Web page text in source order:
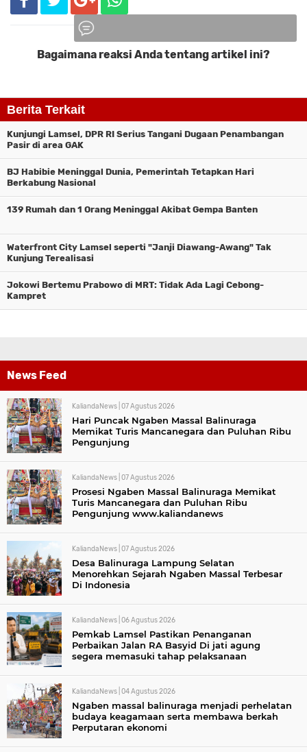
Komentar
Bagaimana reaksi Anda tentang artikel ini?
Berita Terkait
Kunjungi Lamsel, DPR RI Serius Tangani Dugaan Penambangan
Pasir di area GAK
BJ Habibie Meninggal Dunia, Pemerintah Tetapkan Hari
Berkabung Nasional
139 Rumah dan 1 Orang Meninggal Akibat Gempa Banten
Waterfront City Lamsel seperti "Janji Diawang-Awang" Tak
Kunjung Terealisasi
Jokowi Bertemu Prabowo di MRT: Tidak Ada Lagi Cebong-
Kampret
News Feed
KaliandaNews | 07 Agustus 2026
Hari Puncak Ngaben Massal Balinuraga
Memikat Turis Mancanegara dan Puluhan Ribu
Pengunjung
KaliandaNews | 07 Agustus 2026
Prosesi Ngaben Massal Balinuraga Memikat
Turis Mancanegara dan Puluhan Ribu
Pengunjung www.kaliandanews
KaliandaNews | 07 Agustus 2026
Desa Balinuraga Lampung Selatan
Menorehkan Sejarah Ngaben Massal Terbesar
Di Indonesia
KaliandaNews | 06 Agustus 2026
Pemkab Lamsel Pastikan Penanganan
Perbaikan Jalan RA Basyid Di jati agung
segera memasuki tahap pelaksanaan
KaliandaNews | 04 Agustus 2026
Ngaben massal balinuraga menjadi perhelatan
budaya keagamaan serta membawa berkah
Perputaran ekonomi